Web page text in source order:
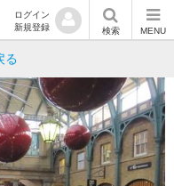
ログイン
新規登録
検索 MENU
る